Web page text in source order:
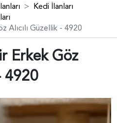
Kedi İlanları
Alıcılı Güzellik - 4920
Erkek Göz
4920